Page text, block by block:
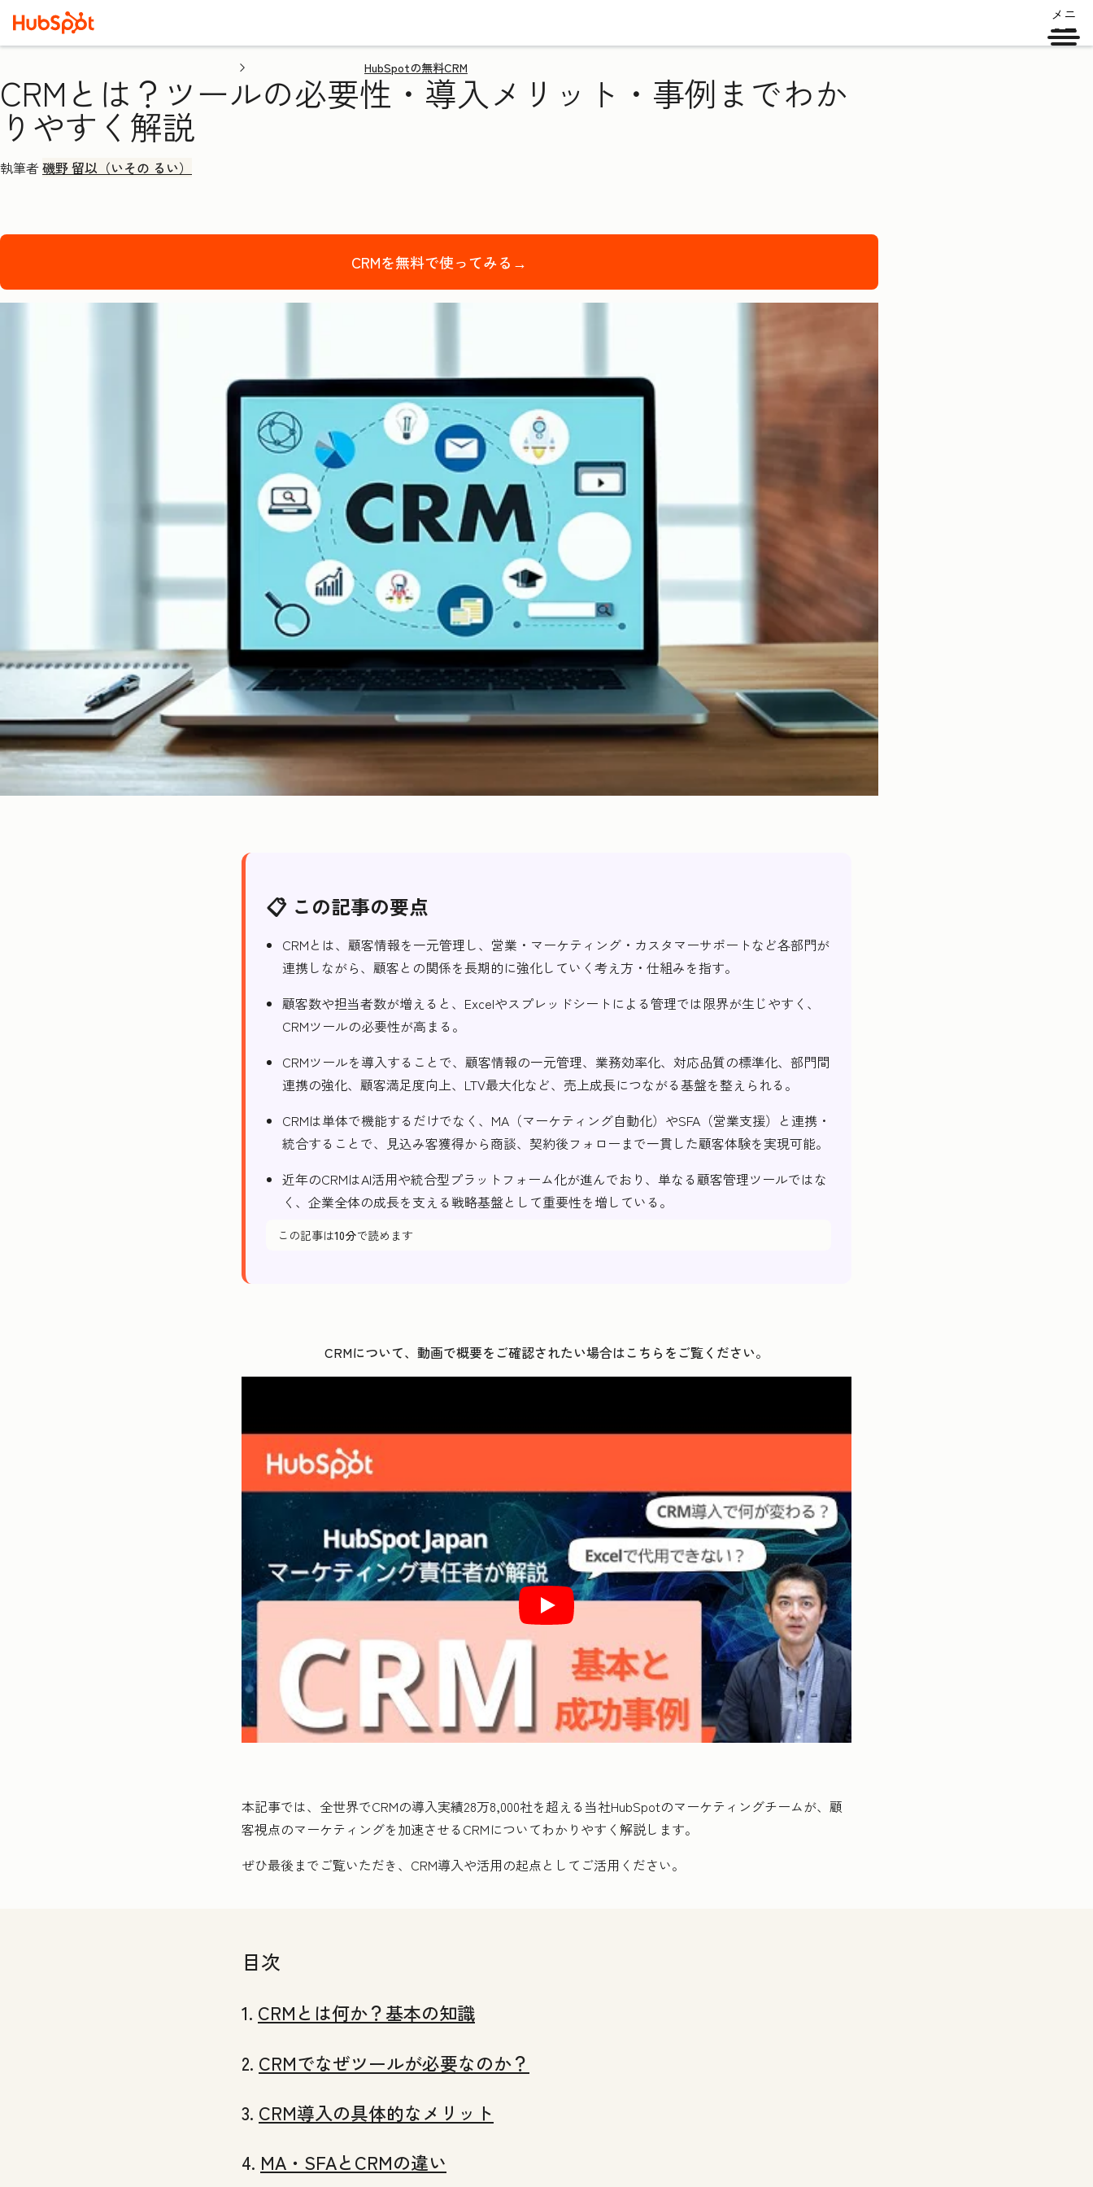
メニ
ュー
HubSpotの無料CRM
CRMとは？ツールの必要性・導入メリット・事例までわか
りやすく解説
執筆者磯野 留以（いその るい）
CRMを無料で使ってみる→
📋 この記事の要点
CRMとは、顧客情報を一元管理し、営業・マーケティング・カスタマーサポートなど各部門が
連携しながら、顧客との関係を長期的に強化していく考え方・仕組みを指す。
顧客数や担当者数が増えると、Excelやスプレッドシートによる管理では限界が生じやすく、
CRMツールの必要性が高まる。
CRMツールを導入することで、顧客情報の一元管理、業務効率化、対応品質の標準化、部門間
連携の強化、顧客満足度向上、LTV最大化など、売上成長につながる基盤を整えられる。
CRMは単体で機能するだけでなく、MA（マーケティング自動化）やSFA（営業支援）と連携・
統合することで、見込み客獲得から商談、契約後フォローまで一貫した顧客体験を実現可能。
近年のCRMはAI活用や統合型プラットフォーム化が進んでおり、単なる顧客管理ツールではな
く、企業全体の成長を支える戦略基盤として重要性を増している。
この記事は10分で読めます
CRMについて、 動画で概要をご確認されたい場合はこちらをご覧ください。
本記事では、全世界でCRMの導入実績28万8,000社を超える当社HubSpotのマーケティングチームが、顧
客視点のマーケティングを加速させるCRMについてわかりやすく解説します。
ぜひ最後までご覧いただき、CRM導入や活用の起点としてご活用ください。
目次
1. CRMとは何か？基本の知識
2. CRMでなぜツールが必要なのか？
3. CRM導入の具体的なメリット
4. MA・SFAとCRMの違い